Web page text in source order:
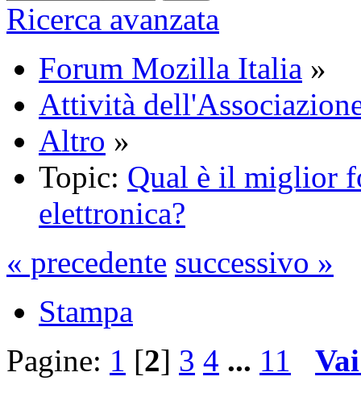
Ricerca avanzata
Forum Mozilla Italia »
Attività
Altro »
Topic: Qual è il miglior
elettronica?
« precedente successivo »
Stampa
Pagine: 1 [2] 3 4 ... 11